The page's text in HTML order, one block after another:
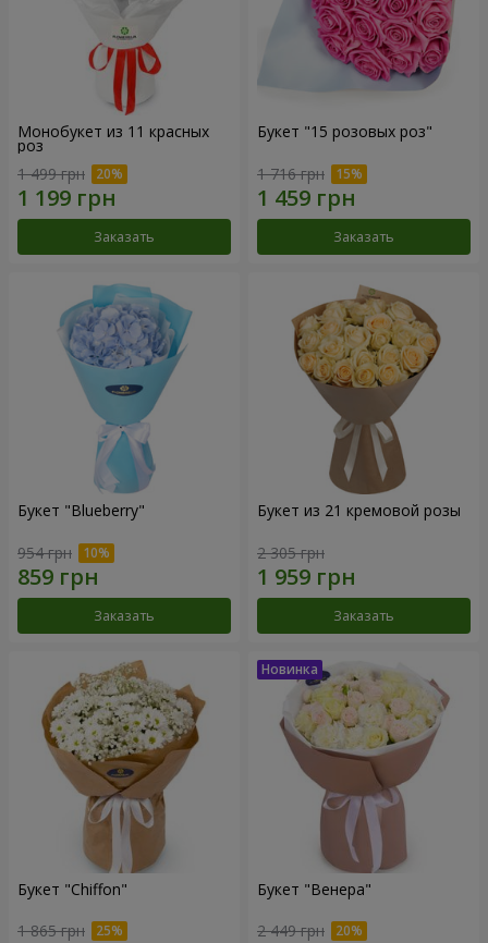
Монобукет из 11 красных
роз
1 499 грн
Заказать
Букет "15 розовых роз"
1 716 грн
Заказать
Букет "Blueberry"
954 грн
Заказать
Букет из 21 кремовой розы
2 305 грн
Заказать
Букет "Chiffon"
1 865 грн
Букет "Венера"
2 449 грн